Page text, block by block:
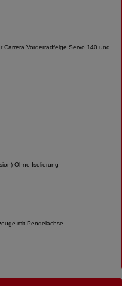
Carrera Vorderradfelge Servo 140 und
Ohne Isolierung
mit Pendelachse